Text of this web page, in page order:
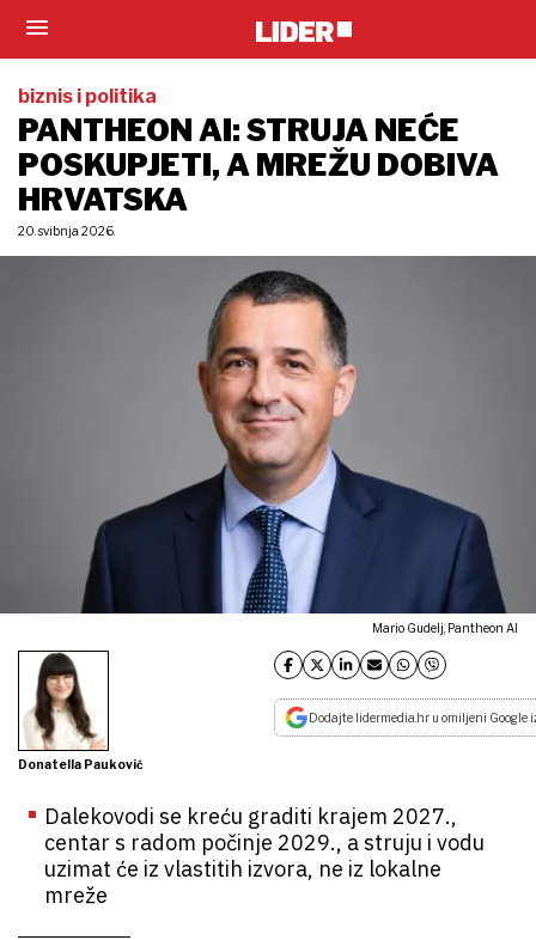
biznis i politika
PANTHEON AI: STRUJA NEĆE
POSKUPJETI, A MREŽU DOBIVA
HRVATSKA
20. svibnja 2026.
Mario Gudelj, Pantheon AI
Donatella Pauković
Dodajte lidermedia.hr u omiljeni Google
Dalekovodi se kreću graditi krajem 2027.,
centar s radom počinje 2029., a struju i vodu
uzimat će iz vlastitih izvora, ne iz lokalne
mreže